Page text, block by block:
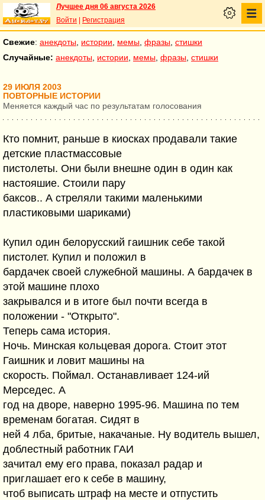
Лучшее дня 06 августа 2026
Войти
Регистрация
Свежие: анекдоты истории мемы фразы стишки
Случайные: анекдоты истории мемы фразы стишки
29 ИЮЛЯ 2003
ПОВТОРНЫЕ ИСТОРИИ
Меняется каждый час по результатам голосования
Кто помнит, раньше в киосках продавали такие
детские пластмассовые
пистолеты. Они были внешне один в один как
настояшие. Стоили пару
баксов.. А стреляли такими маленькими
пластиковыми шариками)
Купил один белорусский гаишник себе такой
пистолет. Купил и положил в
бардачек своей служебной машины. А бардачек в
этой машине плохо
закрывался и в итоге был почти всегда в
положении - "Открыто".
Теперь сама история.
Ночь. Минская кольцевая дорога. Стоит этот
Гаишник и ловит машины на
скорость. Поймал. Останавливает 124-ий
Мерседес. А
год на дворе, наверно 1995-96. Машина по тем
временам богатая. Сидят в
ней 4 лба, бритые, накачаные. Ну водитель вышел,
доблестный работник ГАИ
зачитал ему его права, показал радар и
приглашает его к себе в машину,
чтоб выписать штраф на месте и отпустить